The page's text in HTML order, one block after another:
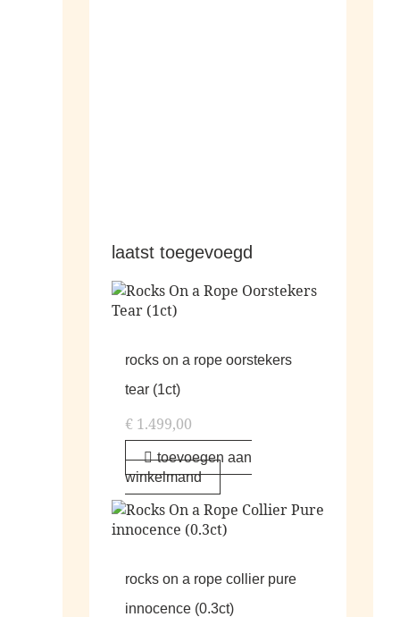
laatst toegevoegd
rocks on a rope oorstekers
tear (1ct)
€ 1.499,00
toevoegen aan
winkelmand
rocks on a rope collier pure
innocence (0.3ct)